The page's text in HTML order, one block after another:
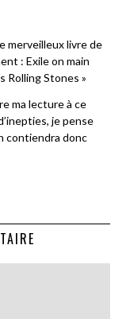
merveilleux livre de
: Exile on main
Rolling Stones »
ma lecture à ce
je pense
contiendra donc